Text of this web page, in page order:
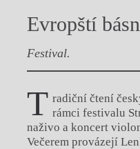
Evropští
Festival.
T radiční čtení
rámci festivalu
naživo a koncert
Večerem provázejí